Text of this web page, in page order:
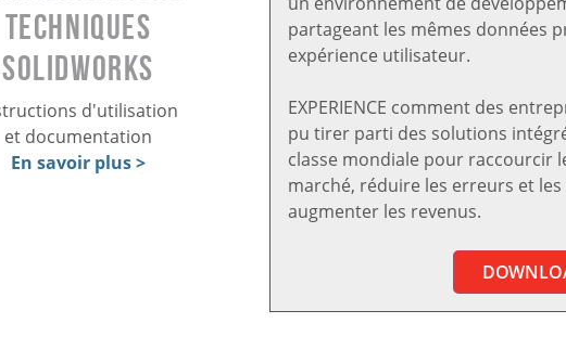
techniques
SOLIDWORKS
d'utilisation
et documentation
En savoir plus >
partageant les mêmes données
expérience utilisateur.
EXPERIENCE comment des
pu tirer parti des solutions
classe mondiale pour raccourcir
marché, réduire les erreurs et
augmenter les revenus.